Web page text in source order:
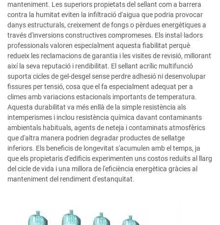
manteniment. Les superiors propietats del sellant com a barrera
contra la humitat eviten la infiltració d'aigua que podria provocar
danys estructurals, creixement de fongs o pèrdues energètiques a
través d'inversions constructives compromeses. Els instal·ladors
professionals valoren especialment aquesta fiabilitat perquè
redueix les reclamacions de garantia i les visites de revisió, millorant
així la seva reputació i rendibilitat. El sellant acrílic multifunció
suporta cicles de gel-desgel sense perdre adhesió ni desenvolupar
fissures per tensió, cosa que el fa especialment adequat per a
climes amb variacions estacionals importants de temperatura.
Aquesta durabilitat va més enllà de la simple resistència als
intemperismes i inclou resistència química davant contaminants
ambientals habituals, agents de neteja i contaminats atmosfèrics
que d'altra manera podrien degradar productes de sellatge
inferiors. Els beneficis de longevitat s'acumulen amb el temps, ja
que els propietaris d'edificis experimenten uns costos reduïts al llarg
del cicle de vida i una millora de l'eficiència energètica gràcies al
manteniment del rendiment d'estanquitat.